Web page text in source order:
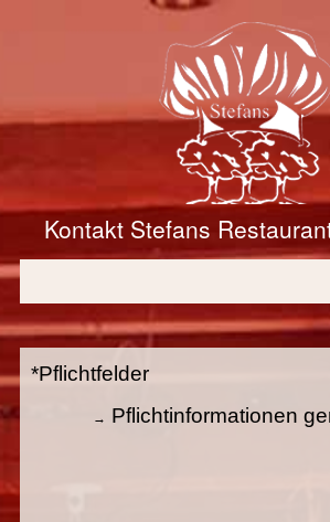
Kontakt Stefans
*Pflichtfelder
→ Pflichtinformationen